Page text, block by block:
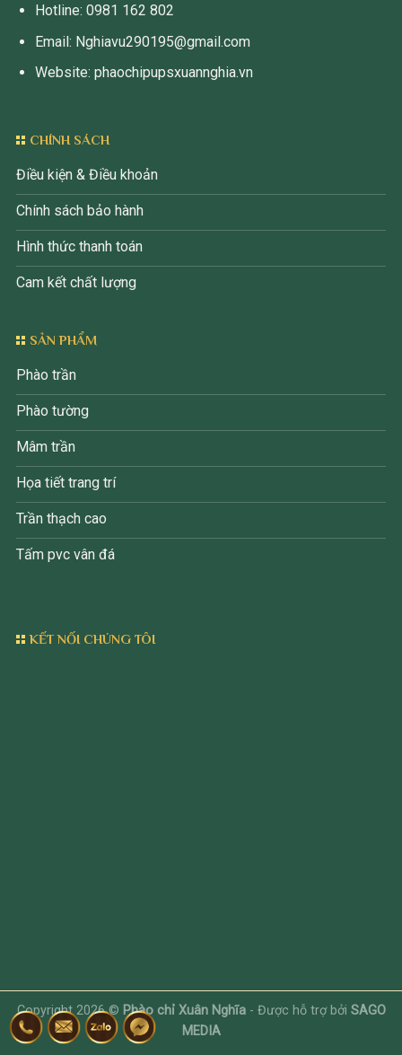
Hotline: 0981 162 802
Email: Nghiavu290195@gmail.com
Website: phaochipupsxuannghia.vn
CHÍNH SÁCH
Điều kiện & Điều khoản
Chính sách bảo hành
Hình thức thanh toán
Cam kết chất lượng
SẢN PHẨM
Phào trần
Phào tường
Mâm trần
Họa tiết trang trí
Trần thạch cao
Tấm pvc vân đá
KẾT NỐI CHÚNG TÔI
Copyright 2026 © Phào chỉ Xuân Nghĩa- Được hỗ trợ bởi SAGO
MEDIA